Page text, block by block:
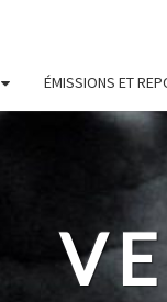
ÉMISSIONS ET